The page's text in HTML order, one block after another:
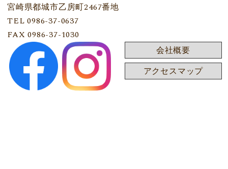
宮崎県都城市乙房町2467番地
TEL 0986-37-0637
FAX 0986-37-1030
会社概要
アクセスマップ